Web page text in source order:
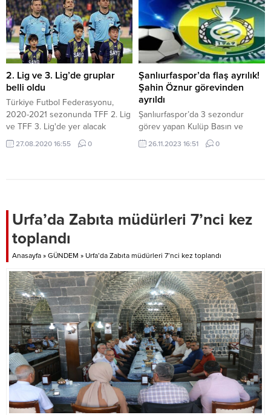
2. Lig ve 3. Lig’de gruplar
belli oldu
Türkiye Futbol Federasyonu,
2020-2021 sezonunda TFF 2. Lig
ve TFF 3. Lig'de yer alacak
takımları, bugün yapılan kura
çekimiyle belirledi. 2. Lig Beyaz
27.08.2020 16:55 0
Şanlıurfaspor’da flaş ayrılık!
Şahin Öznur görevinden
ayrıldı
Şanlıurfaspor’da 3 sezondur
görev yapan Kulüp Basın ve
Medya Sorumlusu Şahin Öznur,
görevinden ayrıldı. Astor Enerji
sosyal medya hesabından yaptığı
paylaşımda şu ifadelere yer verdi:
Basın ve...
26.11.2023 16:51 0
Urfa’da Zabıta müdürleri 7’nci kez
toplandı
Anasayfa » GÜNDEM » Urfa’da Zabıta müdürleri 7’nci kez toplandı